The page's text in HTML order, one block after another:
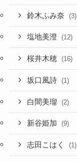
鈴木ふみ奈 (3)
塩地美澄 (12)
桜井木穂 (16)
坂口風詩 (1)
白間美瑠 (2)
新谷姫加 (9)
志田こはく (1)